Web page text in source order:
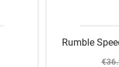
Rumble